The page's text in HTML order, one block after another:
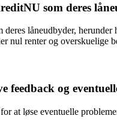
som deres
låneudbyder,
nul renter og overskuelige
og
at løse eventuelle